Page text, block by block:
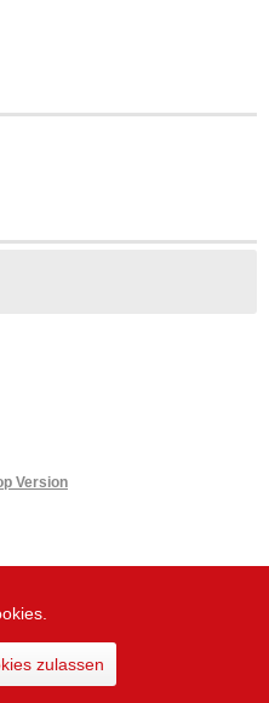
zulassen
Version